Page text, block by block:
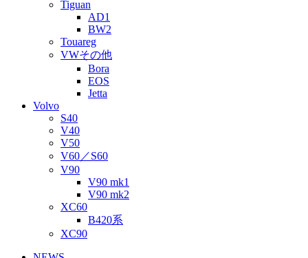
Tiguan
AD1
BW2
Touareg
VWその他
Bora
EOS
Jetta
Volvo
S40
V40
V50
V60／S60
V90
V90 mk1
V90 mk2
XC60
B420系
XC90